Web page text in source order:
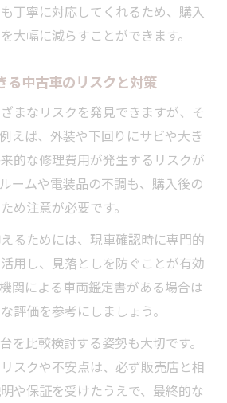
丁寧に対応してくれるため、購入
大幅に減らすことができます。
る中古車のリスクと対策
まなリスクを発見できますが、そ
えば、外装や下回りにサビや大き
的な修理費用が発生するリスクが
ームや電装品の不調も、購入後の
め注意が必要です。
るためには、現車確認時に専門的
用し、見落としを防ぐことが有効
関による車両鑑定書がある場合は
評価を参考にしましょう。
を比較検討する姿勢も大切です。
スクや不安点は、必ず販売店と相
や保証を受けたうえで、最終的な